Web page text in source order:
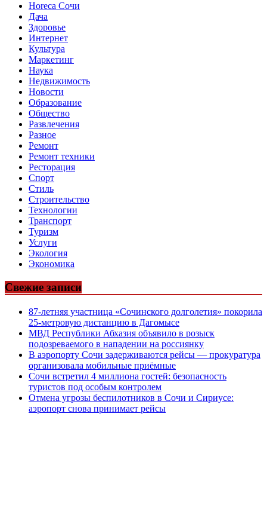
Horeca Сочи
Дача
Здоровье
Интернет
Культура
Маркетинг
Наука
Недвижимость
Новости
Образование
Общество
Развлечения
Разное
Ремонт
Ремонт техники
Ресторация
Спорт
Стиль
Строительство
Технологии
Транспорт
Туризм
Услуги
Экология
Экономика
Свежие записи
87-летняя участница «Сочинского долголетия» покорила
25-метровую дистанцию в Дагомысе
МВД Республики Абхазия объявило в розыск
подозреваемого в нападении на россиянку
В аэропорту Сочи задерживаются рейсы — прокуратура
организовала мобильные приёмные
Сочи встретил 4 миллиона гостей: безопасность
туристов под особым контролем
Отмена угрозы беспилотников в Сочи и Сириусе:
аэропорт снова принимает рейсы